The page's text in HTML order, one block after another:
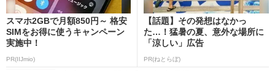
スマホ2GBで月額850円～ 格安
SIMをお得に使うキャンペーン
実施中！
PR(IIJmio)
【話題】その発想はなかっ
た…！猛暑の夏、意外な場所に
「涼しい」広告
PR(ねとらぼ)